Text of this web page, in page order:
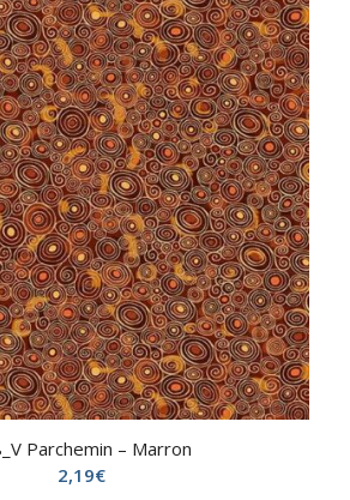
Parchemin – Marron
2,19€